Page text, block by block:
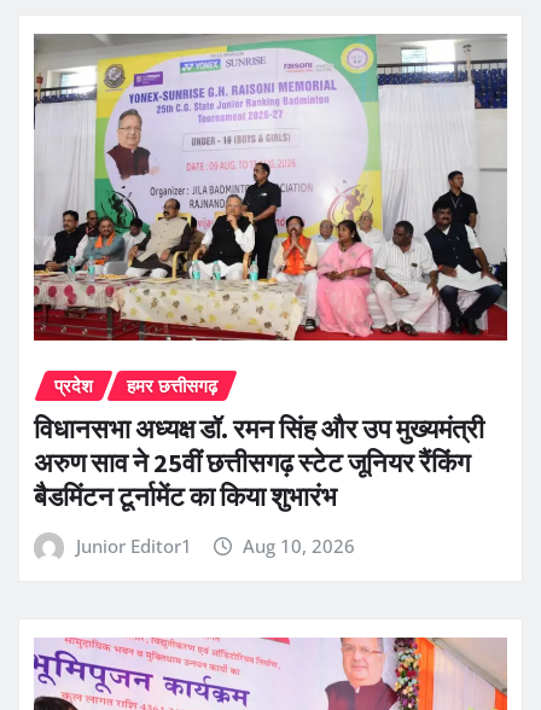
प्रदेश हमर छत्तीसगढ़
विधानसभा अध्यक्ष डॉ. रमन सिंह और उप मुख्यमंत्री
अरुण साव ने 25वीं छत्तीसगढ़ स्टेट जूनियर रैंकिंग
बैडमिंटन टूर्नामेंट का किया शुभारंभ
Junior Editor1 Aug 10, 2026